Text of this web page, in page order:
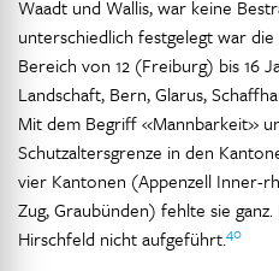
Waadt und Wallis, war keine
unterschiedlich festgelegt war
Bereich von 12 (Freiburg) bis 16
Landschaft, Bern, Glarus,
Mit dem Begriff «Mannbarkeit»
Schutzaltersgrenze in den
vier Kantonen (Appenzell Inner-
Zug, Graubünden) fehlte sie
Hirschfeld nicht aufgeführt.40